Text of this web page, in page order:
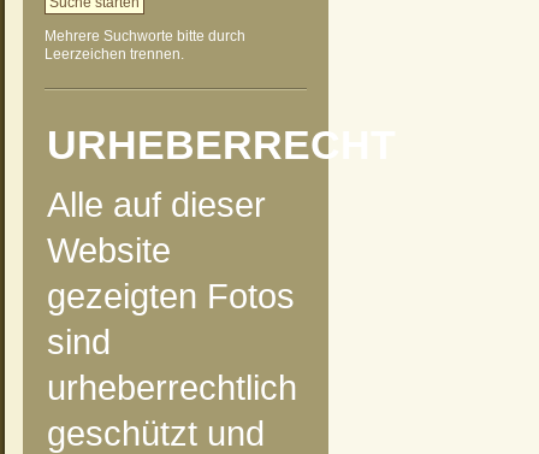
Mehrere Suchworte bitte durch
Leerzeichen trennen.
URHEBERRECHT
Alle auf dieser
Website
gezeigten Fotos
sind
urheberrechtlich
geschützt und